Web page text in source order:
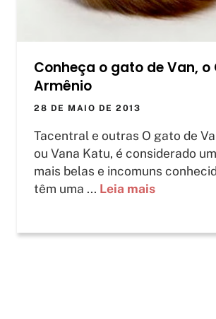
Conheça o gato de Van, o
Armênio
28 DE MAIO DE 2013
Tacentral e outras O gato de
ou Vana Katu, é considerado
mais belas e incomuns
têm uma ... Leia mais